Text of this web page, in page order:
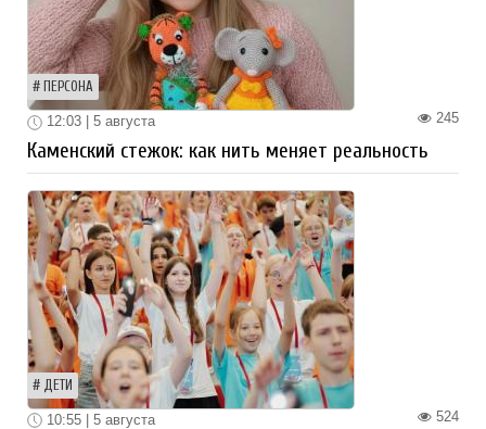
ПЕРСОНА
245
12:03 | 5 августа
Каменский стежок: как нить меняет реальность
ДЕТИ
524
10:55 | 5 августа